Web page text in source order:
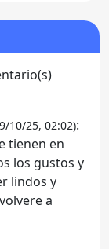
10/25, 02:02):
tienen en
los gustos y
lindos y
a